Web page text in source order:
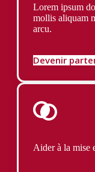
Lorem ipsum
mollis aliquam
arcu.
Devenir
Aider à la mise